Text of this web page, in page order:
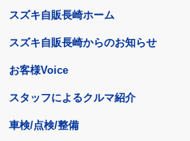
スズキ自販長崎ホーム
スズキ自販長崎からのお知らせ
お客様Voice
スタッフによるクルマ紹介
車検/点検/整備